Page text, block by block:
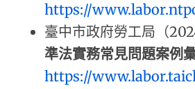
https://
臺中市政府勞工局（
準法實務常見問題案例彙
https://